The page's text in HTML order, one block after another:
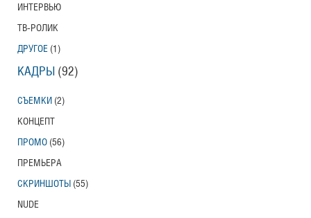
ИНТЕРВЬЮ
ТВ-РОЛИК
ДРУГОЕ (1)
КАДРЫ (92)
СЪЕМКИ (2)
КОНЦЕПТ
ПРОМО (56)
ПРЕМЬЕРА
СКРИНШОТЫ (55)
NUDE